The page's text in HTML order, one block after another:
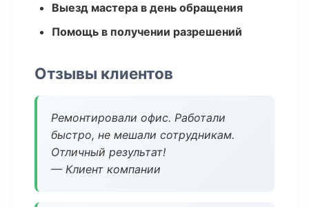
Выезд мастера в день обращения
Помощь в получении разрешений
Отзывы клиентов
Ремонтировали офис. Работали
быстро, не мешали сотрудникам.
Отличный результат!
— Клиент компании